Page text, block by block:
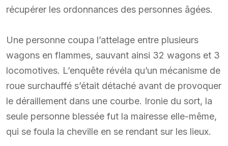
récupérer les ordonnances des personnes âgées.
Une personne coupa l’attelage entre plusieurs
wagons en flammes, sauvant ainsi 32 wagons et 3
locomotives. L’enquête révéla qu’un mécanisme de
roue surchauffé s’était détaché avant de provoquer
le déraillement dans une courbe. Ironie du sort, la
seule personne blessée fut la mairesse elle-même,
qui se foula la cheville en se rendant sur les lieux.